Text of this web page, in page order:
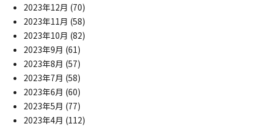
2023年12月 (70)
2023年11月 (58)
2023年10月 (82)
2023年9月 (61)
2023年8月 (57)
2023年7月 (58)
2023年6月 (60)
2023年5月 (77)
2023年4月 (112)